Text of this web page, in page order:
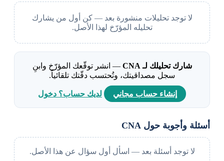
لا توجد تحليلات منشورة بعد — كن أول من يشارك
تحليله المؤرّخ لهذا الأصل.
شارك تحليلك لـ CNA
— انشر توقّعك المؤرّخ وابنِ
سجل مصداقيتك، وتُحتسب دقّتك تلقائياً.
إنشاء حساب مجاني لديك حساب؟ دخول
أسئلة وأجوبة حول CNA
لا توجد أسئلة بعد — اسأل أول سؤال عن هذا الأصل.